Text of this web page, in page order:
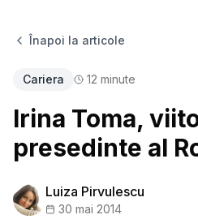
Înapoi la articole
Cariera 12 minute
Irina Toma,
presedinte al
Luiza Pirvulescu
30 mai 2014